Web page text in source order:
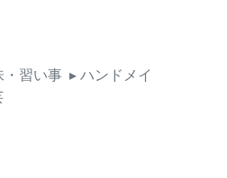
・習い事 ▸ ハンドメイ